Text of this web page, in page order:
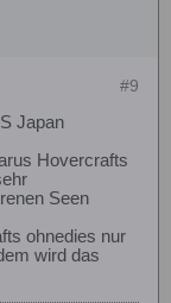
#9
Japan
Hovercrafts
Seen
ohnedies nur
wird das